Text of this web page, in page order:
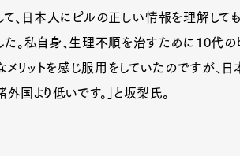
Pen Membership
て、日本人にピルの正しい情報を理解して
た。私自身、生理不順を治すために10代
メリットを感じ服用をしていたのですが、
国より低いです。」と坂梨氏。